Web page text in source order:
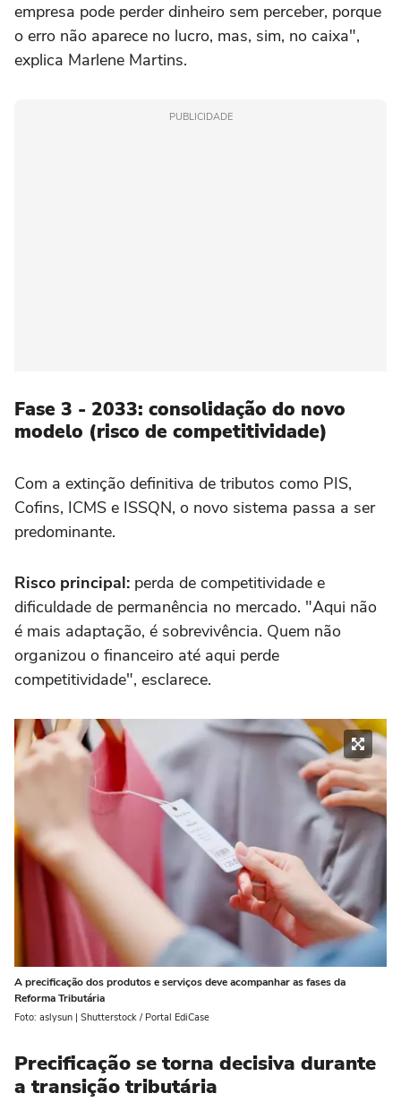
empresa pode perder dinheiro sem perceber, porque
o erro não aparece no lucro, mas, sim, no caixa",
explica Marlene Martins.
PUBLICIDADE
Fase 3 - 2033: consolidação do novo
modelo (risco de competitividade)
Com a extinção definitiva de tributos como PIS,
Cofins, ICMS e ISSQN, o novo sistema passa a ser
predominante.
Risco principal: perda de competitividade e
dificuldade de permanência no mercado. "Aqui não
é mais adaptação, é sobrevivência. Quem não
organizou o financeiro até aqui perde
competitividade", esclarece.
A precificação dos produtos e serviços deve acompanhar as fases da
Reforma Tributária
Foto: aslysun | Shutterstock / Portal EdiCase
Precificação se torna decisiva durante
a transição tributária